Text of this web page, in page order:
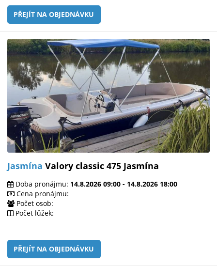
PŘEJÍT NA OBJEDNÁVKU
Jasmína Valory classic 475 Jasmína
Doba pronájmu: 14.8.2026 09:00 - 14.8.2026 18:00
Cena pronájmu:
Počet osob:
Počet lůžek:
PŘEJÍT NA OBJEDNÁVKU